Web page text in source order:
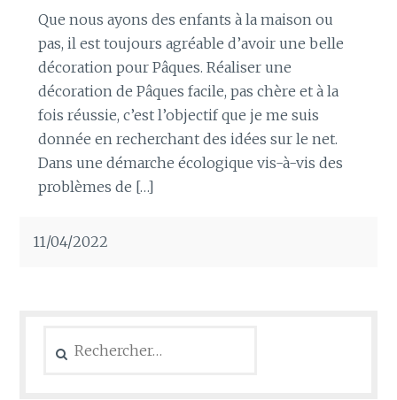
Que nous ayons des enfants à la maison ou
pas, il est toujours agréable d’avoir une belle
décoration pour Pâques. Réaliser une
décoration de Pâques facile, pas chère et à la
fois réussie, c’est l’objectif que je me suis
donnée en recherchant des idées sur le net.
Dans une démarche écologique vis-à-vis des
problèmes de […]
11/04/2022